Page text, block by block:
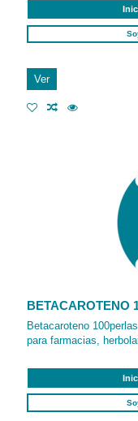
Ver
BETACAROTENO
Betacaroteno
para farmacias,